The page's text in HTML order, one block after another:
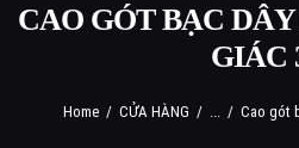
CAO GÓT BẠC
GIÁC
Home CỬA HÀNG Cao gót